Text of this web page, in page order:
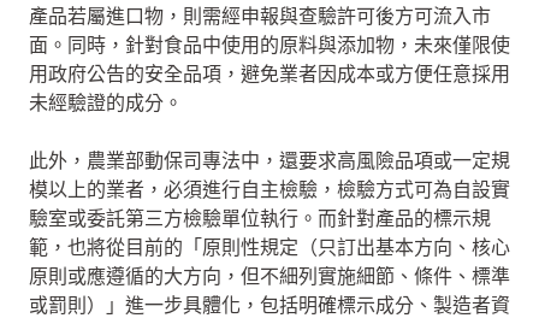
產品若屬進口物，則需經申報與查驗許可後方可流入市
面。同時，針對食品中使用的原料與添加物，未來僅限使
用政府公告的安全品項，避免業者因成本或方便任意採用
未經驗證的成分。
此外，農業部動保司專法中，還要求高風險品項或一定規
模以上的業者，必須進行自主檢驗，檢驗方式可為自設實
驗室或委託第三方檢驗單位執行。而針對產品的標示規
範，也將從目前的「原則性規定（只訂出基本方向、核心
原則或應遵循的大方向，但不細列實施細節、條件、標準
或罰則）」進一步具體化，包括明確標示成分、製造者資